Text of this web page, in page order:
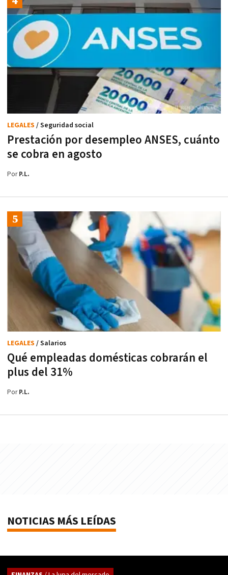
Prestación por desempleo ANSES, cuánto
se cobra en agosto
LEGALES / Seguridad social
PorP.L.
Qué empleadas domésticas cobrarán el
plus del 31%
LEGALES / Salarios
PorP.L.
NOTICIAS MÁS LEÍDAS